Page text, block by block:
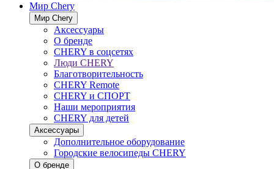
Мир Chery
Мир Chery
Аксессуары
О бренде
CHERY в соцсетях
Люди CHERY
Благотворительность
CHERY Remote
CHERY и СПОРТ
Наши мероприятия
CHERY для детей
Аксессуары
Дополнительное оборудование
Городские велосипеды CHERY
О бренде